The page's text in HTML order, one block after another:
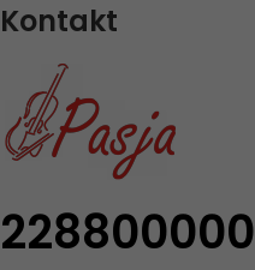
Kontakt
228800000